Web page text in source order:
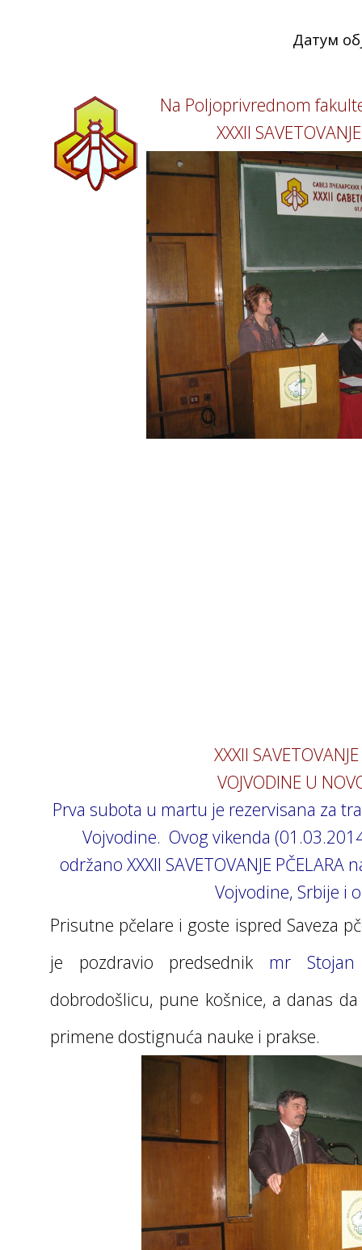
Датум
Na Poljoprivrednom
XXXII
XXXII
VOJVODINE U
Prva subota u martu je rezervisana za
Vojvodine. Ovog vikenda
održano XXXII SAVETOVANJE
Vojvodine, Srbije i
Prisutne pčelare i goste ispred Saveza
je pozdravio predsednik mr Stojan
dobrodošlicu, pune košnice, a danas
primene dostignuća nauke i prakse.